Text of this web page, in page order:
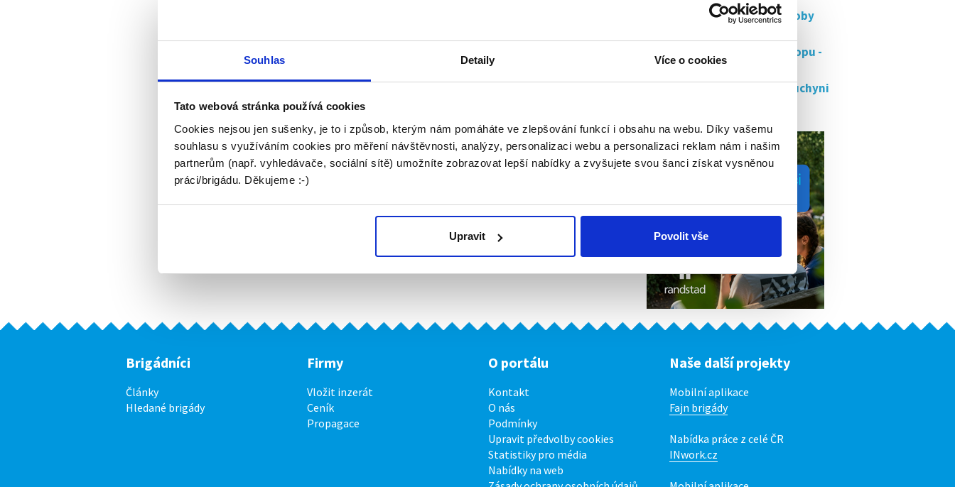
Souhlas Detaily Více o cookies
Tato webová stránka používá cookies
Cookies nejsou jen sušenky, je to i způsob, kterým nám pomáháte ve zlepšování funkcí i obsahu na webu. Díky vašemu
souhlasu s využíváním cookies pro měření návštěvnosti, analýzy, personalizaci webu a personalizaci reklam nám i našim
partnerům (např. vyhledávače, sociální sítě) umožníte zobrazovat lepší nabídky a zvyšujete svou šanci získat vysněnou
práci/brigádu. Děkujeme :-)
Upravit Povolit vše
Pracovník/ce cukrářské výroby
Balič objednávek/zboží eshopu -
ostrava
Miga sushi pizza - práce v kuchyni
Brigádníci
Články
Hledané brigády
Firmy
Vložit inzerát
Ceník
Propagace
O portálu
Kontakt
O nás
Podmínky
Upravit předvolby cookies
Statistiky pro média
Nabídky na web
Naše další projekty
Mobilní aplikace
Fajn brigády
Nabídka práce z celé ČR
INwork.cz